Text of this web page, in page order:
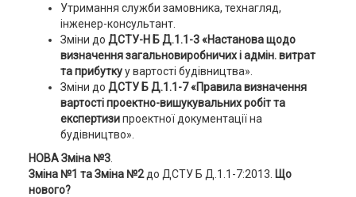
Утримання служби замовника, технагляд,
інженер-консультант.
Зміни до ДСТУ-Н Б Д.1.1-3 «Настанова щодо
визначення загальновиробничих і адмін. витрат
та прибуткуу вартості будівництва».
Зміни до ДСТУ Б Д.1.1-7 «Правила визначення
вартості проектно-вишукувальних робіт та
експертизипроектної документації на
будівництво».
НОВА Зміна №3.
Зміна №1 та Зміна №2до ДСТУ Б Д.1.1-7:2013. Що
нового?